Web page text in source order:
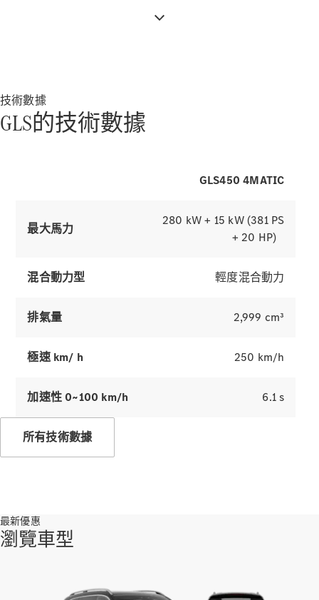
術
MBUX 多媒
Mercedes-
新聞和活動
之所向
140 年創新
技術數據
GLS的技術數據
GLS450 4MATIC
最大馬力
280 kW + 15 kW (381 PS
+ 20 HP)
混合動力型 輕度混合動力
排氣量 2,999 cm³
極速 km/ h 250 km/h
加速性 0~100 km/h 6.1 s
所有技術數據
最新優惠
瀏覽車型